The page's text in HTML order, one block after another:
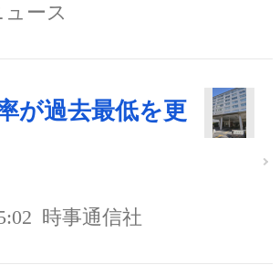
ース
が過去最低を更
時事通信社